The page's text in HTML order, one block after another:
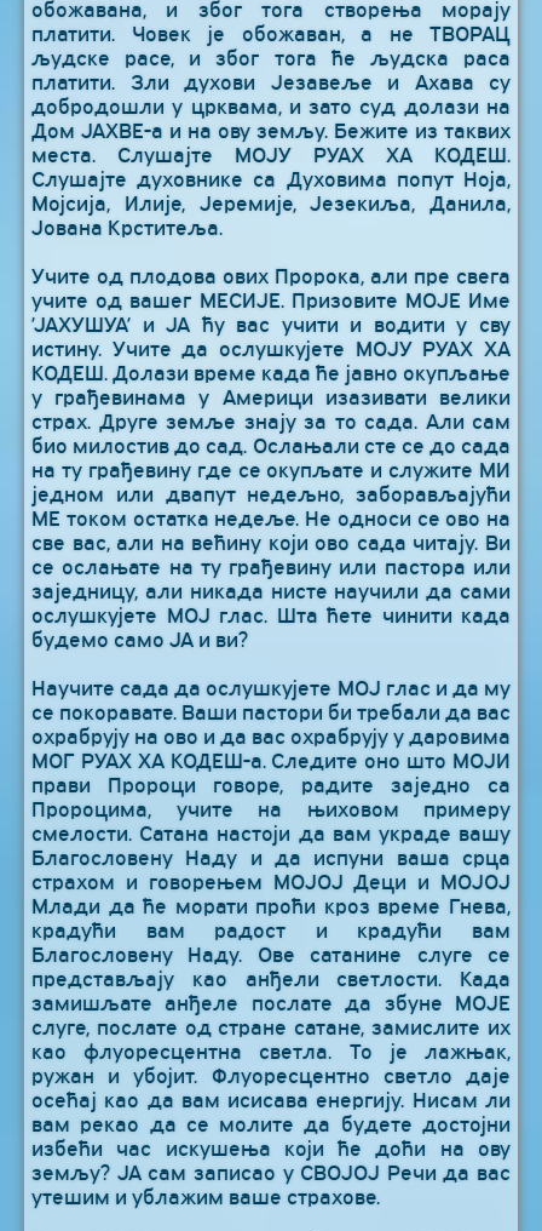
обожавана, и због тога створења морају
платити. Човек је обожаван, а не ТВОРАЦ
људске расе, и због тога ће људска раса
платити. Зли духови Језавеље и Ахава су
добродошли у црквама, и зато суд долази на
Дом ЈАХВЕ-а и на ову земљу. Бежите из таквих
места. Слушајте МОЈУ РУАХ ХА КОДЕШ.
Слушајте духовнике са Духовима попут Ноја,
Мојсија, Илије, Јеремије, Језекиља, Данила,
Јована Крститеља.
Учите од плодова ових Пророка, али пре свега
учите од вашег МЕСИЈЕ. Призовите МОЈЕ Име
’ЈАХУШУА’ и ЈА ћу вас учити и водити у сву
истину. Учите да ослушкујете МОЈУ РУАХ ХА
КОДЕШ. Долази време када ће јавно окупљање
у грађевинама у Америци изазивати велики
страх. Друге земље знају за то сада. Али сам
био милостив до сад. Ослањали сте се до сада
на ту грађевину где се окупљате и служите МИ
једном или двапут недељно, заборављајући
МЕ током остатка недеље. Не односи се ово на
све вас, али на већину који ово сада читају. Ви
се ослањате на ту грађевину или пастора или
заједницу, али никада нисте научили да сами
ослушкујете МОЈ глас. Шта ћете чинити када
будемо само ЈА и ви?
Научите сада да ослушкујете МОЈ глас и да му
се покоравате. Ваши пастори би требали да вас
охрабрују на ово и да вас охрабрују у даровима
МОГ РУАХ ХА КОДЕШ-а. Следите оно што МОЈИ
прави Пророци говоре, радите заједно са
Пророцима, учите на њиховом примеру
смелости. Сатана настоји да вам украде вашу
Благословену Наду и да испуни ваша срца
страхом и говорењем МОЈОЈ Деци и МОЈОЈ
Млади да ће морати проћи кроз време Гнева,
крадући вам радост и крадући вам
Благословену Наду. Ове сатанине слуге се
представљају као анђели светлости. Када
замишљате анђеле послате да збуне МОЈЕ
слуге, послате од стране сатане, замислите их
као флуоресцентна светла. То је лажњак,
ружан и убојит. Флуоресцентно светло даје
осећај као да вам исисава енергију. Нисам ли
вам рекао да се молите да будете достојни
избећи час искушења који ће доћи на ову
земљу? ЈА сам записао у СВОЈОЈ Речи да вас
утешим и ублажим ваше страхове.